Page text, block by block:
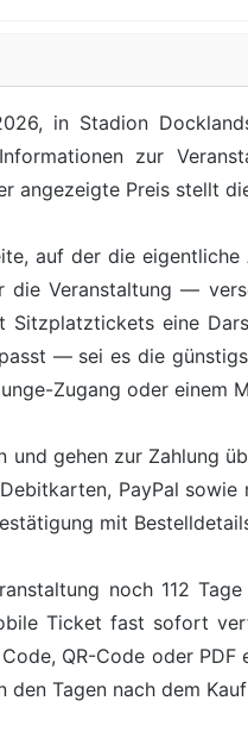
in Stadion
zur
angezeigte Preis stellt
auf der die
Veranstaltung —
eine
— sei es die
Zugang oder einem
gehen zur Zahlung
PayPal sowie
mit
noch 112
Ticket fast sofort
QR-Code oder PDF
Tagen nach dem